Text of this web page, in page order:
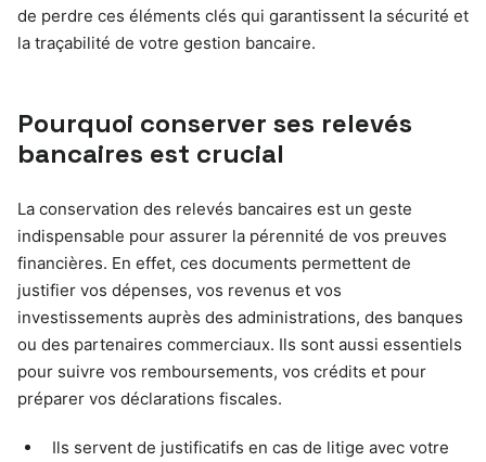
de perdre ces éléments clés qui garantissent la sécurité et
la traçabilité de votre gestion bancaire.
Pourquoi conserver ses relevés
bancaires est crucial
La conservation des relevés bancaires est un geste
indispensable pour assurer la pérennité de vos preuves
financières. En effet, ces documents permettent de
justifier vos dépenses, vos revenus et vos
investissements auprès des administrations, des banques
ou des partenaires commerciaux. Ils sont aussi essentiels
pour suivre vos remboursements, vos crédits et pour
préparer vos déclarations fiscales.
Ils servent de justificatifs en cas de litige avec votre